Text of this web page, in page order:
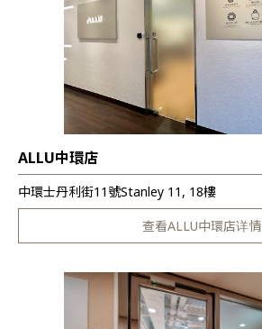
ALLU中環店
中環士丹利街11號Stanley 11, 18樓
查看ALLU中環店详情